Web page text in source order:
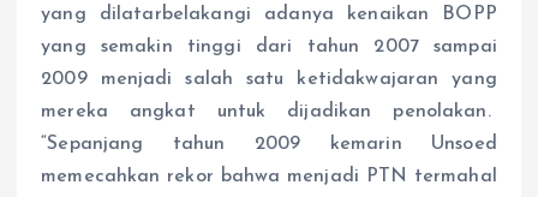
yang dilatarbelakangi adanya kenaikan BOPP
yang semakin tinggi dari tahun 2007 sampai
2009 menjadi salah satu ketidakwajaran yang
mereka angkat untuk dijadikan penolakan.
“Sepanjang tahun 2009 kemarin Unsoed
memecahkan rekor bahwa menjadi PTN termahal